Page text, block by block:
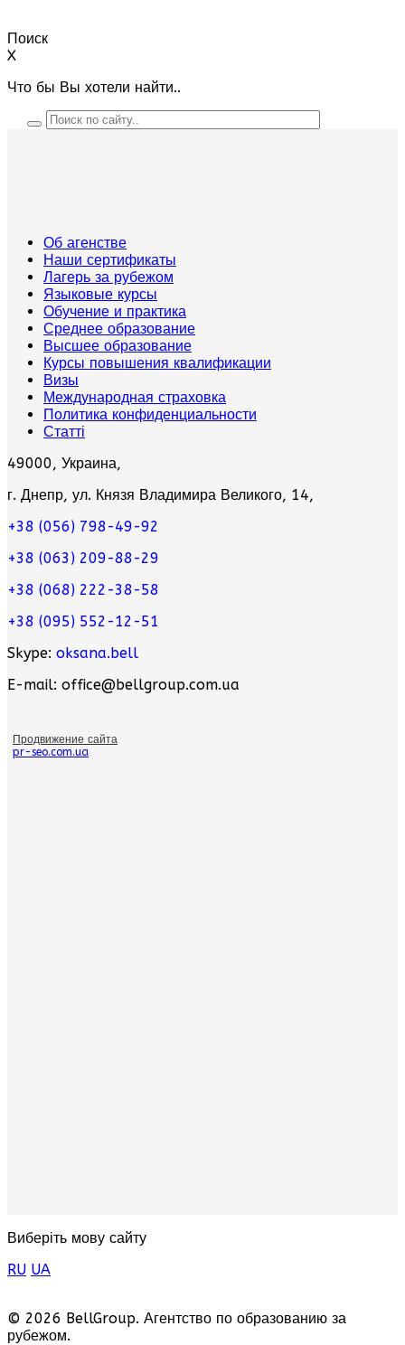
Поиск
X
Что бы Вы хотели найти..
Об агенстве
Наши сертификаты
Лагерь за рубежом
Языковые курсы
Обучение и практика
Среднее образование
Высшее образование
Курсы повышения квалификации
Визы
Международная страховка
Политика конфиденциальности
Статті
49000, Украина,
г. Днепр, ул. Князя Владимира Великого, 14,
+38 (056) 798-49-92
+38 (063) 209-88-29
+38 (068) 222-38-58
+38 (095) 552-12-51
Skype: oksana.bell
E-mail: office@bellgroup.com.ua
Продвижение сайта
pr-seo.com.ua
Виберіть мову сайту
RU UA
© 2026 BellGroup. Агентство по образованию за
рубежом.